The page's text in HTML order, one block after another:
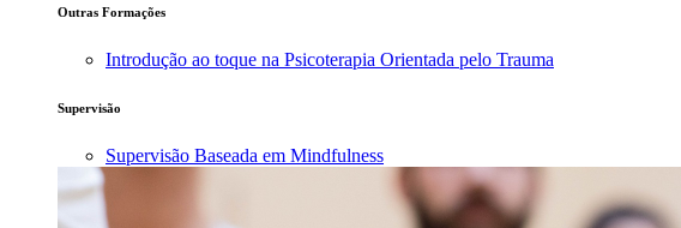
Outras Formações
Introdução ao toque na Psicoterapia Orientada pelo Trauma
Supervisão
Supervisão Baseada em Mindfulness